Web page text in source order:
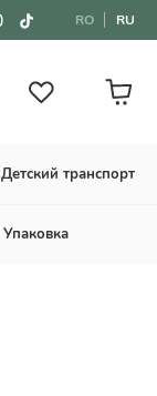
RO RU
Детский транспорт
Упаковка